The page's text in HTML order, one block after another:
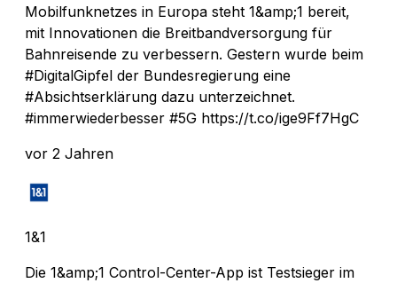
Mobilfunknetzes in Europa steht 1&amp;1 bereit,
mit Innovationen die Breitbandversorgung für
Bahnreisende zu verbessern. Gestern wurde beim
#DigitalGipfel der Bundesregierung eine
#Absichtserklärung dazu unterzeichnet.
#immerwiederbesser #5G https://t.co/ige9Ff7HgC
vor 2 Jahren
1&1
Die 1&amp;1 Control-Center-App ist Testsieger im